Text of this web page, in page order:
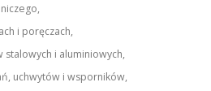
i poręczach,
i aluminiowych,
uchwytów i wsporników,